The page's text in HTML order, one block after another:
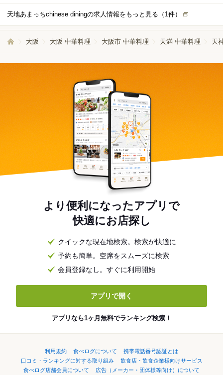
度ですので、無理なくペースをつかみやすい環境です。繁忙時もスタッフ同
士で声をかけ合いながら進めており、一人ひとりの負担が偏らないよう配慮
からないことや困ったことはその場で相談できるので、接客が初めての方も
天地あまっちchinese diningの求人情報をもっと見る（ 1件）
大阪 大阪 中華料理 大阪市 中華料理 天満 中華料理 天
より便利になったアプリで
快適にお店探し
クイックな現在地検索。検索が快適に
予約も簡単。空席をスムーズに検索
会員登録なし。すぐに利用開始
アプリで開く
アプリなら1ヶ月無料でランキング検索！
利用規約 食べログについて
携帯電話番号認証とは
口コミ・ランキングに対する取り組み
飲食店・飲食企業様向けサービス
食べログ店舗会員について
広告（メーカー・団体様等向け）について